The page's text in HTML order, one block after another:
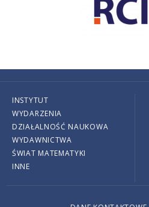
INSTYTUT
WYDARZENIA
DZIAŁALNOŚĆ NAUKOWA
WYDAWNICTWA
ŚWIAT MATEMATYKI
INNE